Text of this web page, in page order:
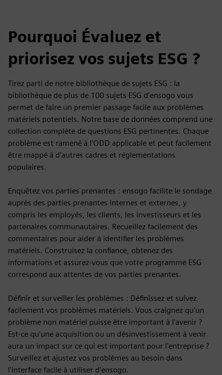
Pourquoi Évaluez et
priorisez vos sujets ESG ?
Tirez parti de notre bibliothèque de sujets ESG : la
bibliothèque de plus de 100 sujets ESG d'ensogo vous
permet de faire un premier passage facile aux problèmes
matériels potentiels. Notre base de données comprend une
collection complète de questions ESG pertinentes. Chaque
problème est ramené à l'ODD applicable et peut facilement
être mappé à d'autres cadres et réglementations
populaires.
Enquêtez vos parties prenantes : ensogo facilite le sondage
auprès des parties prenantes internes et externes, y
compris les employés, les clients, les investisseurs et les
partenaires communautaires. Recueillez facilement des
commentaires pour aider à identifier les problèmes
matériels. Construisez la confiance, obtenez des
informations et assurez-vous que votre programme ESG
correspond aux attentes de vos parties prenantes.
Définir et surveiller les problèmes : Définissez et suivez
facilement vos problèmes matériels. Vous craignez qu'un
problème non matériel puisse être important à l'avenir ?
Est-ce qu'une acquisition ou un désinvestissement à venir
aura un impact sur ce qui est important pour l'entreprise ?
Surveillez et ajustez vos problèmes au besoin dans
l'interface facile à utiliser d'ensogo.